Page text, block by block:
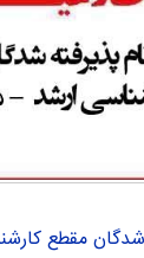
مقطع